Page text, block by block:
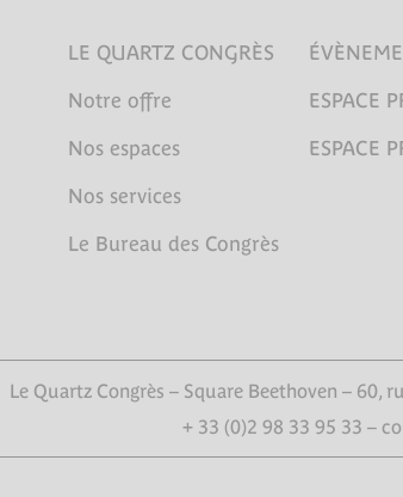
LE QUARTZ CONGRÈS
Notre offre
Nos espaces
Nos services
Le Bureau des Congrès
ESPACE
ESPACE
Le Quartz Congrès – Square Beethoven – 60,
+ 33 (0)2 98 33 95 33 –